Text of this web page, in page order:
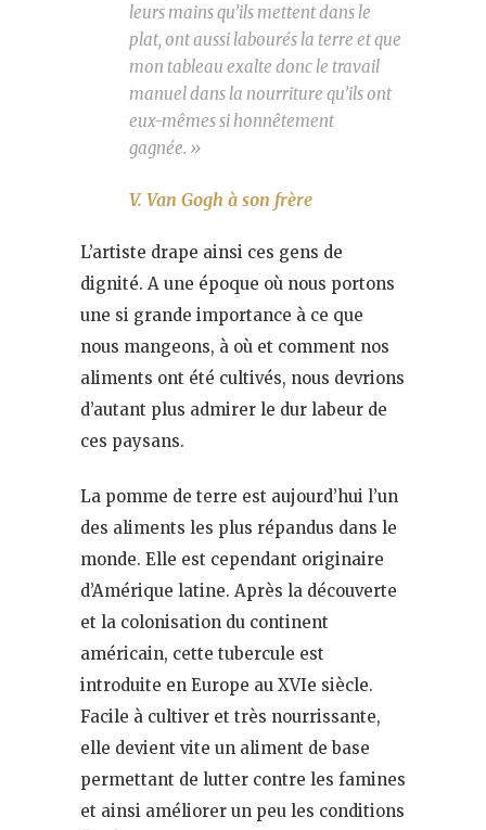
leurs mains qu’ils mettent dans le
plat, ont aussi labourés la terre et que
mon tableau exalte donc le travail
manuel dans la nourriture qu’ils ont
eux-mêmes si honnêtement
gagnée. »
V. Van Gogh à son frère
L’artiste drape ainsi ces gens de
dignité. A une époque où nous portons
une si grande importance à ce que
nous mangeons, à où et comment nos
aliments ont été cultivés, nous devrions
d’autant plus admirer le dur labeur de
ces paysans.
La pomme de terre est aujourd’hui l’un
des aliments les plus répandus dans le
monde. Elle est cependant originaire
d’Amérique latine. Après la découverte
et la colonisation du continent
américain, cette tubercule est
introduite en Europe au XVIe siècle.
Facile à cultiver et très nourrissante,
elle devient vite un aliment de base
permettant de lutter contre les famines
et ainsi améliorer un peu les conditions